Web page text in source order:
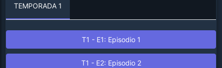
TEMPORADA 1
T1 - E1: Episodio 1
T1 - E2: Episodio 2